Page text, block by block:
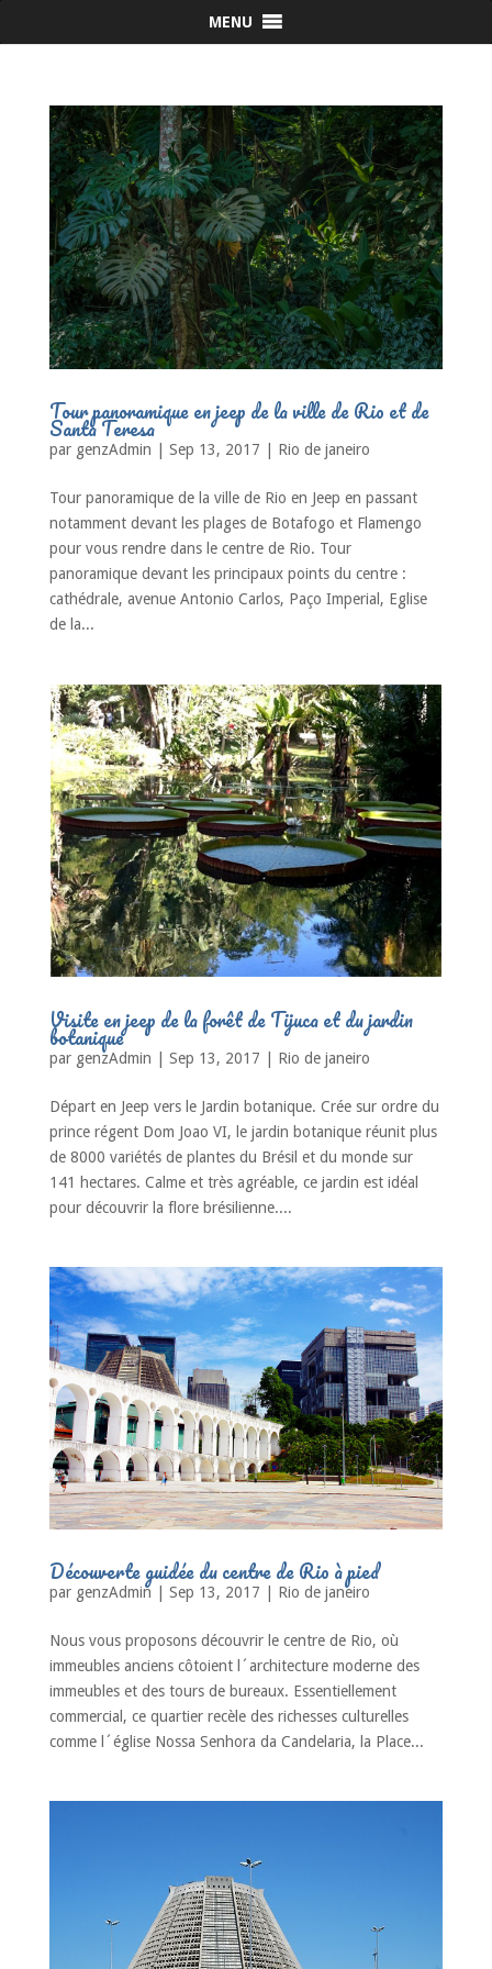
MENU
Tour panoramique en jeep de la ville de Rio et de
Santa Teresa
par genzAdmin Sep 13, 2017 Rio de janeiro
Tour panoramique de la ville de Rio en Jeep en passant
notamment devant les plages de Botafogo et Flamengo
pour vous rendre dans le centre de Rio. Tour
panoramique devant les principaux points du centre :
cathédrale, avenue Antonio Carlos, Paço Imperial, Eglise
de la...
Visite en jeep de la forêt de Tijuca et du jardin
botanique
par genzAdmin Sep 13, 2017 Rio de janeiro
Départ en Jeep vers le Jardin botanique. Crée sur ordre du
prince régent Dom Joao VI, le jardin botanique réunit plus
de 8000 variétés de plantes du Brésil et du monde sur
141 hectares. Calme et très agréable, ce jardin est idéal
pour découvrir la flore brésilienne....
Découverte guidée du centre de Rio à pied
par genzAdmin Sep 13, 2017 Rio de janeiro
Nous vous proposons découvrir le centre de Rio, où
immeubles anciens côtoient l´architecture moderne des
immeubles et des tours de bureaux. Essentiellement
commercial, ce quartier recèle des richesses culturelles
comme l´église Nossa Senhora da Candelaria, la Place...